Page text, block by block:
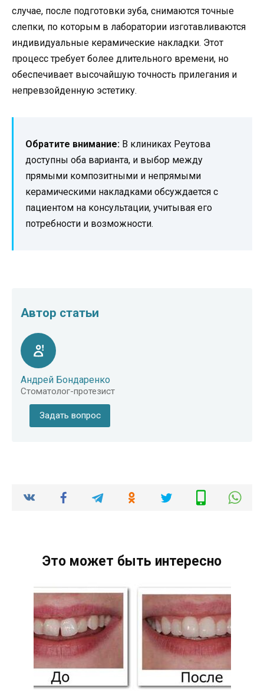
случае, после подготовки зуба, снимаются точные
слепки, по которым в лаборатории изготавливаются
индивидуальные керамические накладки. Этот
процесс требует более длительного времени, но
обеспечивает высочайшую точность прилегания и
непревзойденную эстетику.
Обратите внимание: В клиниках Реутова
доступны оба варианта, и выбор между
прямыми композитными и непрямыми
керамическими накладками обсуждается с
пациентом на консультации, учитывая его
потребности и возможности.
Автор статьи
Андрей Бондаренко
Стоматолог-протезист
Задать вопрос
Это может быть интересно